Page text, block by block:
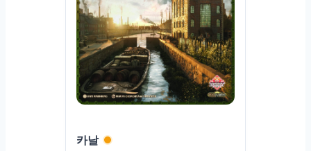
카날